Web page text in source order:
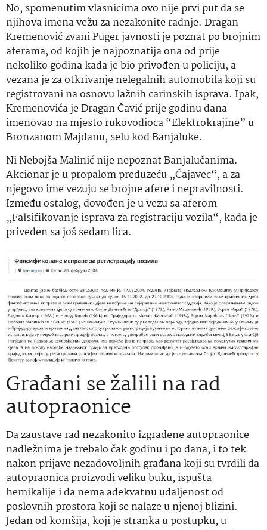
No, spomenutim vlasnicima ovo nije prvi put da se
njihova imena vežu za nezakonite radnje. Dragan
Kremenović zvani Puger javnosti je poznat po brojnim
aferama, od kojih je najpoznatija ona od prije
nekoliko godina kada je bio privođen u policiju, a
vezana je za otkrivanje nelegalnih automobila koji su
registrovani na osnovu lažnih carinskih isprava. Ipak,
Kremenovića je Dragan Čavić prije godinu dana
imenovao na mjesto rukovodioca “Elektrokrajine” u
Bronzanom Majdanu, selu kod Banjaluke.
Ni Nebojša Malinić nije nepoznat Banjalučanima.
Akcionar je u propalom preduzeću „Čajavec“, a za
njegovo ime vezuju se brojne afere i nepravilnosti.
Između ostalog, dovođen je u vezu sa aferom
„Falsifikovanje isprava za registraciju vozila“, kada je
priveden sa još sedam lica.
Građani se žalili na rad
autopraonice
Da zaustave rad nezakonito izgrađene autopraonice
nadležnima je trebalo čak godinu i po dana, i to tek
nakon prijave nezadovoljnih građana koji su tvrdili da
autopraonica proizvodi veliku buku, ispušta
hemikalije i da nema adekvatnu udaljenost od
poslovnih prostora koji se nalaze u njenoj blizini.
Jedan od komšija, koji je stranka u postupku, u